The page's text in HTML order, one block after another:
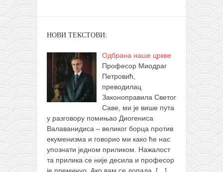
НОВИ ТЕКСТОВИ:
Одбрана наше цркве
Професор Миодраг
Петровић,
преводилац
Законоправила Светог
Саве, ми је више пута
у разговору помињао Диогениса
Валаванидиса – великог борца против
екуменизма и говорио ми како ће нас
упознати једном приликом. Нажалост
та прилика се није десила и професор